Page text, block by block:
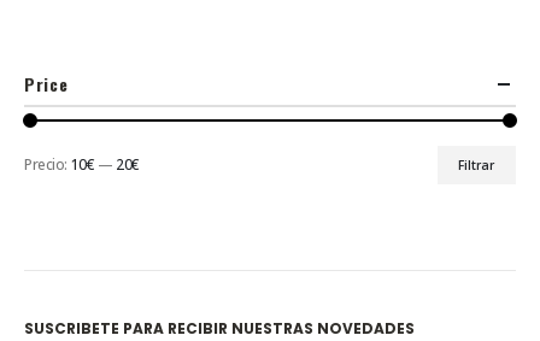
Price
Filtrar
Precio: 10€ — 20€
SUSCRIBETE PARA RECIBIR NUESTRAS NOVEDADES